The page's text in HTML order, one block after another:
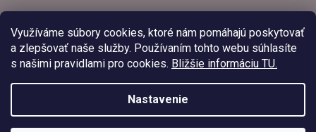
Využíváme súbory cookies, ktoré nám pomáhajú poskytovať
a zlepšovať naše služby. Používaním tohto webu súhlasíte
s našimi pravidlami pro cookies. Bližšie informáciu TU.
Nastavenie
V dňoch 03.08.2026 – 09.08.2026 bude predajňa EZVAR –
zváracia technika z dôvodu čerpania dovolenky zatvorená.